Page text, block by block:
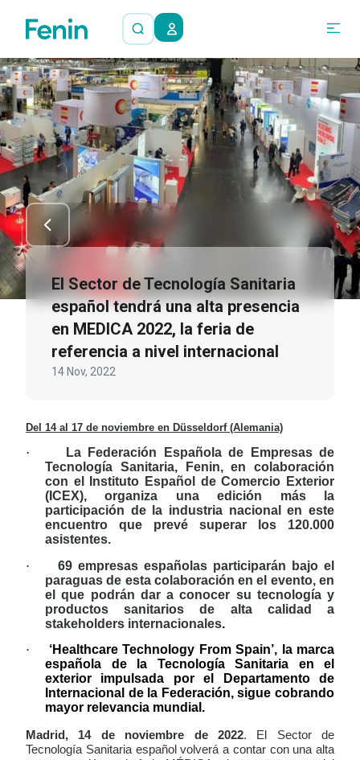
El Sector de Tecnología Sanitaria
español tendrá una alta presencia
en MEDICA 2022, la feria de
referencia a nivel internacional
14 Nov, 2022
Del 14 al 17 de noviembre en Düsseldorf (Alemania)
·
La Federación Española de Empresas de
Tecnología Sanitaria, Fenin, en colaboración
con el Instituto Español de Comercio Exterior
(ICEX), organiza una edición más la
participación de la industria nacional en este
encuentro que prevé superar los 120.000
asistentes.
·
69 empresas españolas participarán bajo el
paraguas de esta colaboración en el evento, en
el que podrán dar a conocer su tecnología y
productos sanitarios de alta calidad a
stakeholders internacionales.
·
‘Healthcare Technology From Spain’, la marca
española de la Tecnología Sanitaria en el
exterior impulsada por el Departamento de
Internacional de la Federación, sigue cobrando
mayor relevancia mundial.
Madrid, 14 de noviembre de 2022. El Sector de
Tecnología Sanitaria español volverá a contar con una alta